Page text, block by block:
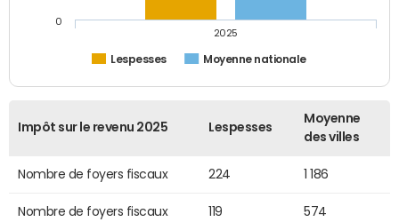
Lespesses Moyenne nationale
2025
0
Impôt sur le revenu 2025 Lespesses
Moyenne
des villes
Nombre de foyers fiscaux 224 1 186
Nombre de foyers fiscaux
119 574